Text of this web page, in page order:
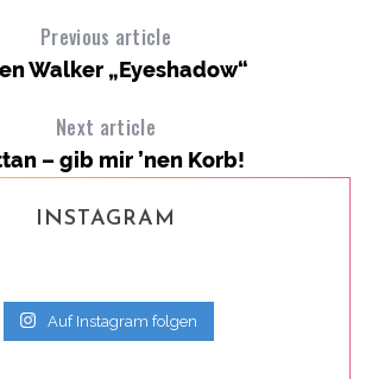
Previous article
Walker „Eyeshadow“
Next article
– gib mir ’nen Korb!
INSTAGRAM
Auf Instagram folgen